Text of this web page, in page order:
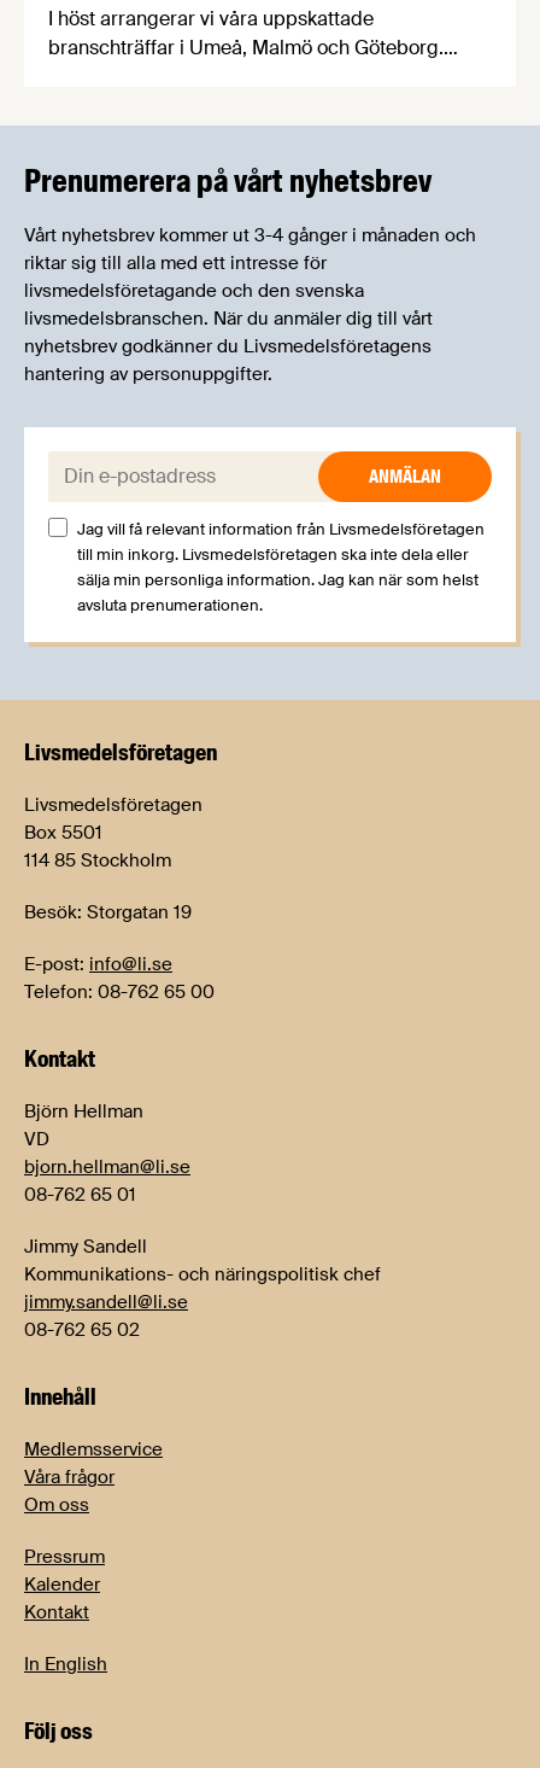
I höst arrangerar vi våra uppskattade
branschträffar i Umeå, Malmö och Göteborg.
Prenumerera på vårt nyhetsbrev
Vårt nyhetsbrev kommer ut 3-4 gånger i månaden och
riktar sig till alla med ett intresse för
livsmedelsföretagande och den svenska
livsmedelsbranschen. När du anmäler dig till vårt
nyhetsbrev godkänner du Livsmedelsföretagens
hantering av personuppgifter.
E-post:
Jag vill få relevant information från Livsmedelsföretagen
till min inkorg. Livsmedelsföretagen ska inte dela eller
sälja min personliga information. Jag kan när som helst
avsluta prenumerationen.
Livsmedels­företagen
Livsmedelsföretagen
Box 5501
114 85 Stockholm
Besök: Storgatan 19
E-post: info@li.se
Telefon: 08-762 65 00
Kontakt
Björn Hellman
VD
bjorn.hellman@li.se
08-762 65 01
Jimmy Sandell
Kommunikations- och näringspolitisk chef
jimmy.sandell@li.se
08-762 65 02
Innehåll
Medlemsservice
Våra frågor
Om oss
Pressrum
Kalender
Kontakt
In English
Följ oss